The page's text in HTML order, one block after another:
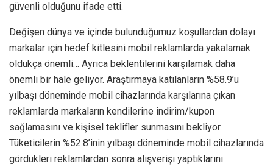
güvenli olduğunu ifade etti.
Değişen dünya ve içinde bulunduğumuz koşullardan dolayı
markalar için hedef kitlesini mobil reklamlarda yakalamak
oldukça önemli… Ayrıca beklentilerini karşılamak daha
önemli bir hale geliyor. Araştırmaya katılanların %58.9’u
yılbaşı döneminde mobil cihazlarında karşılarına çıkan
reklamlarda markaların kendilerine indirim/kupon
sağlamasını ve kişisel teklifler sunmasını bekliyor.
Tüketicilerin %52.8’inin yılbaşı döneminde mobil cihazlarında
gördükleri reklamlardan sonra alışverişi yaptıklarını